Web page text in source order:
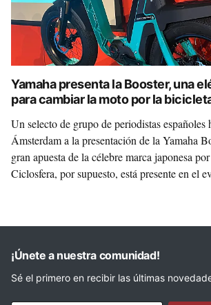
Yamaha presenta la Booster, una
para cambiar la moto por la
Un selecto de grupo de periodistas españoles
Ámsterdam a la presentación de la Yamaha
gran apuesta de la célebre marca japonesa
Ciclosfera, por supuesto, está presente en el
¡Únete a nuestra comunidad!
Sé el primero en recibir las últimas